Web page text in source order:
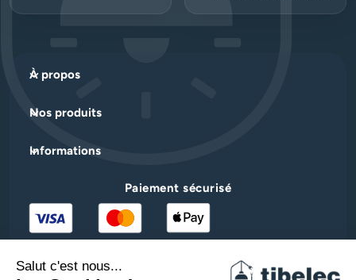
À propos
Nos produits
Informations
Paiement sécurisé